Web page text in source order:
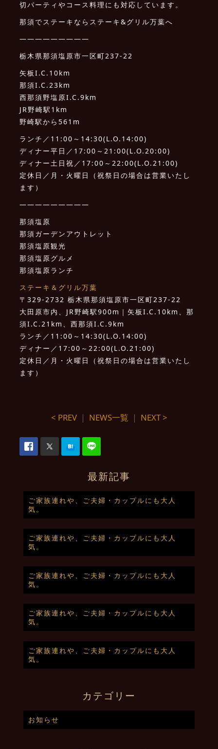
切パーティやコース料理にも対応しています。
那須でステーキならステーキ&グリル万葉へ
—————————
栃木県那須塩原市一区町237-22
矢板I.C.10km
那須I.C.23km
西那須野塩原I.C.9km
JR野崎駅1km
野崎駅から561m
ランチ／11:00～14:30(L.O.14:00)
ディナー平日／17:00～21:00(L.O.20:00)
ディナー土日祝／17:00～22:00(L.O.21:00)
定休日／月・火曜日（祝祭日の場合は営業いたし
ます）
—————————
那須塩原
那須ガーデンアウトレット
那須塩原観光
那須塩原グルメ
那須塩原ランチ
ステーキ＆グリル万葉
〒329-2732 栃木県那須塩原市一区町237-22
大田原市内、JR野崎駅900m｜矢板I.C.10km、那
須I.C.21km、西那須I.C.9km
ランチ／11:00～14:30(L.O.14:00)
ディナー／17:00～22:00(L.O.21:00)
定休日／月・火曜日（祝祭日の場合は営業いたし
ます）
< PREV｜ NEWS一覧 ｜ NEXT >
最新記事
ご家族連れや、ご夫婦・カップルにも大人
気。
ご家族連れや、ご夫婦・カップルにも大人
気。
ご家族連れや、ご夫婦・カップルにも大人
気。
ご家族連れや、ご夫婦・カップルにも大人
気。
ご家族連れや、ご夫婦・カップルにも大人
気。
カテゴリー
お知らせ